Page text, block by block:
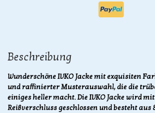
Beschreibung
Wunderschöne IVKO Jacke mit exquisiten
und raffinierter Musterauswahl, die die
einiges heller macht. Die IVKO Jacke wird
Reißverschluss geschlossen und besteht aus